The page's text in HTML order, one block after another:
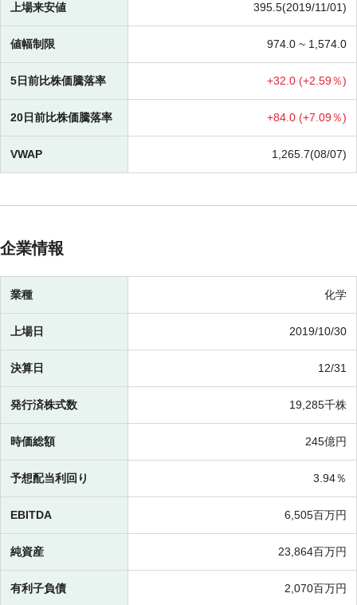
上場来安値 395.5(2019/11/01)
値幅制限 974.0 ~ 1,574.0
5日前比株価騰落率 +32.0 (+2.59％)
20日前比株価騰落率 +84.0 (+7.09％)
VWAP 1,265.7(08/07)
企業情報
業種 化学
上場日 2019/10/30
決算日 12/31
発行済株式数 19,285千株
時価総額 245億円
予想配当利回り 3.94％
EBITDA 6,505百万円
純資産 23,864百万円
有利子負債 2,070百万円